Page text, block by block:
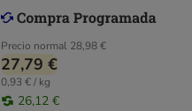
Precio normal 28,98 €
27,79 €
0,93 € / kg
26,12 €